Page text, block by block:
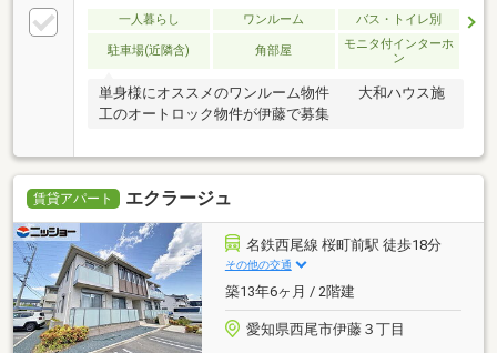
一人暮らし ワンルーム バス・トイレ別
駐車場(近隣含) 角部屋
モニタ付インターホ
ン
単身様にオススメのワンルーム物件 大和ハウス施
工のオートロック物件が伊藤で募集
賃貸アパート エクラージュ
名鉄西尾線 桜町前駅 徒歩18分
その他の交通
築13年6ヶ月 / 2階建
愛知県西尾市伊藤３丁目